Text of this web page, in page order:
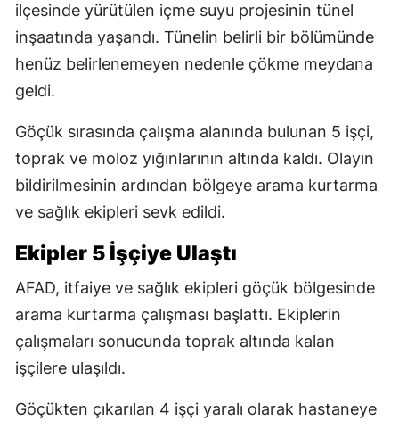
ilçesinde yürütülen içme suyu projesinin tünel
inşaatında yaşandı. Tünelin belirli bir bölümünde
henüz belirlenemeyen nedenle çökme meydana
geldi.
Göçük sırasında çalışma alanında bulunan 5 işçi,
toprak ve moloz yığınlarının altında kaldı. Olayın
bildirilmesinin ardından bölgeye arama kurtarma
ve sağlık ekipleri sevk edildi.
Ekipler 5 İşçiye Ulaştı
AFAD, itfaiye ve sağlık ekipleri göçük bölgesinde
arama kurtarma çalışması başlattı. Ekiplerin
çalışmaları sonucunda toprak altında kalan
işçilere ulaşıldı.
Göçükten çıkarılan 4 işçi yaralı olarak hastaneye